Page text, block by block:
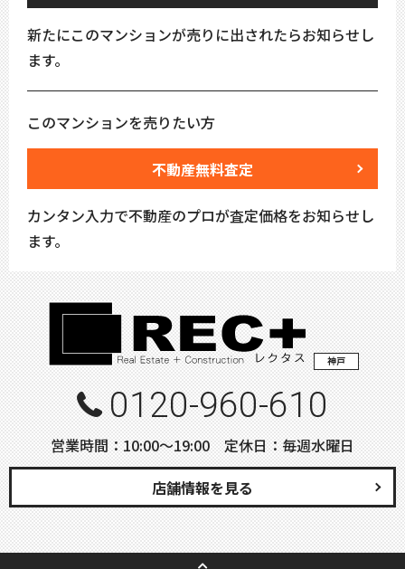
新たにこのマンションが売りに出されたらお知らせし
ます。
このマンションを売りたい方
不動産無料査定
カンタン入力で不動産のプロが査定価格をお知らせし
ます。
神戸
0120-960-610
営業時間：10:00〜19:00 定休日：毎週水曜日
店舗情報を見る